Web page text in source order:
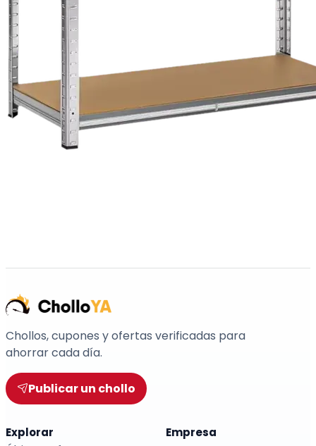
Chollos, cupones y ofertas verificadas para
ahorrar cada día.
Publicar un chollo
Explorar Empresa